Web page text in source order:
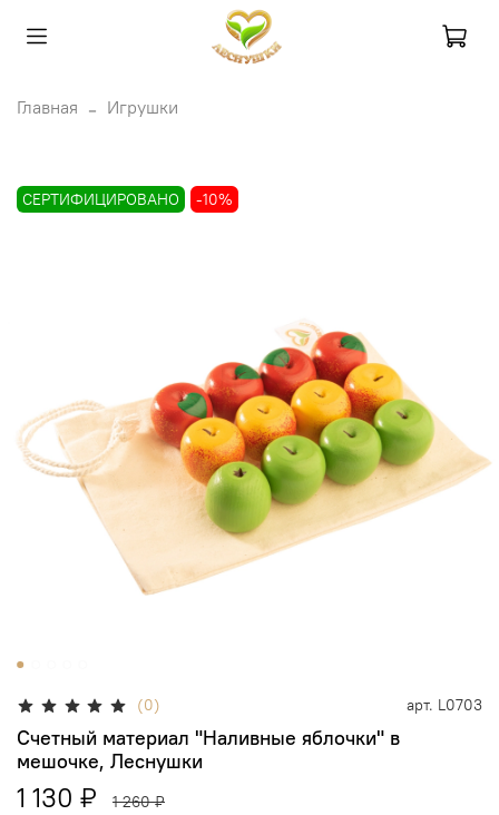
Главная Игрушки
СЕРТИФИЦИРОВАНО -10%
(0) арт. L0703
Счетный материал "Наливные яблочки" в
мешочке, Леснушки
1 130 ₽ 1 260 ₽